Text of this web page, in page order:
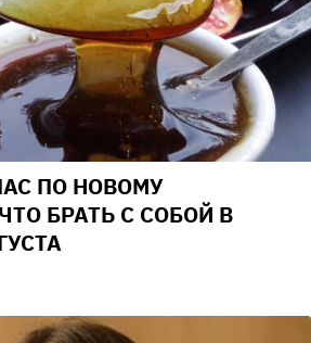
ПО НОВОМУ
БРАТЬ С СОБОЙ В